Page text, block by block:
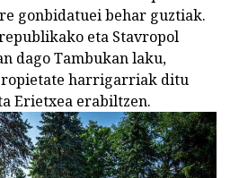
gonbidatuei behar guztiak.
eta Stavropol
dago Tambukan laku,
harrigarriak ditu
Erietxea erabiltzen.